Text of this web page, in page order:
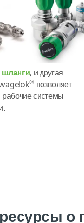
шланги, и другая
®позволяет
системы
о